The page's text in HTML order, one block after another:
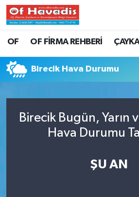
OF OF FİRMA REHBERİ
Birecik Hava Durumu
Birecik Bugün, Yarın
Hava Durumu
ŞU AN
Trabzon Nöbetçi Eczaneler
Trabzon Trafik Yoğunluk
Süper Lig Puan Durumu ve